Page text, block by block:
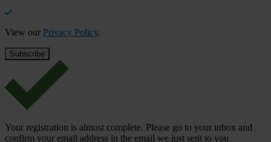
View our Privacy Policy.
Your registration is almost complete. Please go to your inbox and
confirm your email address in the email we just sent to you